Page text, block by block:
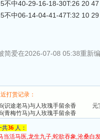
不中40-29-16-18-30T:26 20
不中06-14-04-41-47T:32 10
简爱在2026-07-08 05:38重新
打赏记录：
识途老马)与人玫瑰手留余香
元
青梅竹马)与人玫瑰手留余香
共36 人：
当活马医,龙生九子,蛇欲吞象,沧桑白